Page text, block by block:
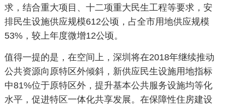
求，结合重大项目、十二项重大民生工程等要求，安
排民生设施供应规模612公顷，占全市用地供应规模
53%，较上年度微增12公顷。
值得一提的是，在空间上，深圳将在2018年继续推动
公共资源向原特区外倾斜，新供应民生设施用地指标
中81%位于原特区外，提升基本公共服务设施均等化
水平，促进特区一体化共享发展。在保障性住房建设